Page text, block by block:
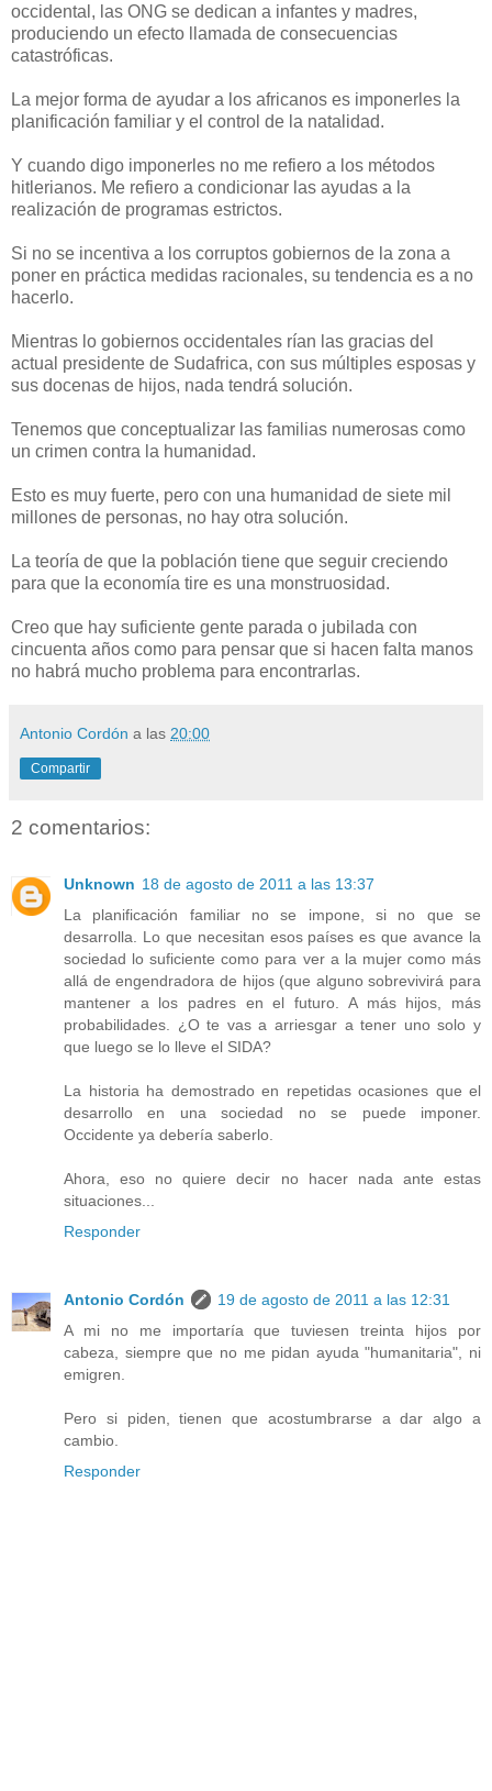
occidental, las ONG se dedican a infantes y madres,
produciendo un efecto llamada de consecuencias
catastróficas.
La mejor forma de ayudar a los africanos es imponerles la
planificación familiar y el control de la natalidad.
Y cuando digo imponerles no me refiero a los métodos
hitlerianos. Me refiero a condicionar las ayudas a la
realización de programas estrictos.
Si no se incentiva a los corruptos gobiernos de la zona a
poner en práctica medidas racionales, su tendencia es a no
hacerlo.
Mientras lo gobiernos occidentales rían las gracias del
actual presidente de Sudafrica, con sus múltiples esposas y
sus docenas de hijos, nada tendrá solución.
Tenemos que conceptualizar las familias numerosas como
un crimen contra la humanidad.
Esto es muy fuerte, pero con una humanidad de siete mil
millones de personas, no hay otra solución.
La teoría de que la población tiene que seguir creciendo
para que la economía tire es una monstruosidad.
Creo que hay suficiente gente parada o jubilada con
cincuenta años como para pensar que si hacen falta manos
no habrá mucho problema para encontrarlas.
Antonio Cordón a las 20:00
Compartir
2 comentarios:
Unknown 18 de agosto de 2011 a las 13:37
La planificación familiar no se impone, si no que se
desarrolla. Lo que necesitan esos países es que avance la
sociedad lo suficiente como para ver a la mujer como más
allá de engendradora de hijos (que alguno sobrevivirá para
mantener a los padres en el futuro. A más hijos, más
probabilidades. ¿O te vas a arriesgar a tener uno solo y
que luego se lo lleve el SIDA?
La historia ha demostrado en repetidas ocasiones que el
desarrollo en una sociedad no se puede imponer.
Occidente ya debería saberlo.
Ahora, eso no quiere decir no hacer nada ante estas
situaciones...
Responder
Antonio Cordón
19 de agosto de 2011 a las 12:31
A mi no me importaría que tuviesen treinta hijos por
cabeza, siempre que no me pidan ayuda "humanitaria", ni
emigren.
Pero si piden, tienen que acostumbrarse a dar algo a
cambio.
Responder